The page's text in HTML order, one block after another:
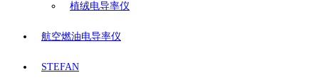
植绒电导率仪
航空燃油电导率仪
STEFAN